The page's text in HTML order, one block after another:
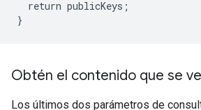
  return publicKeys;
Obtén el contenido que se
Los últimos dos parámetros de